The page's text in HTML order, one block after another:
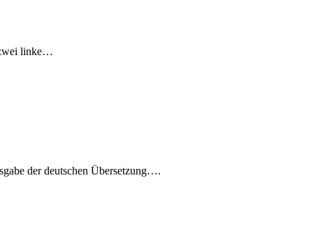
zwei linke…
der deutschen Übersetzung….